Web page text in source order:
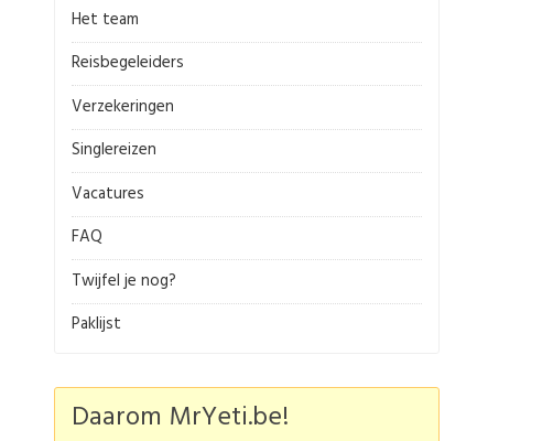
Het team
Reisbegeleiders
Verzekeringen
Singlereizen
Vacatures
FAQ
Twijfel je nog?
Paklijst
Daarom MrYeti.be!